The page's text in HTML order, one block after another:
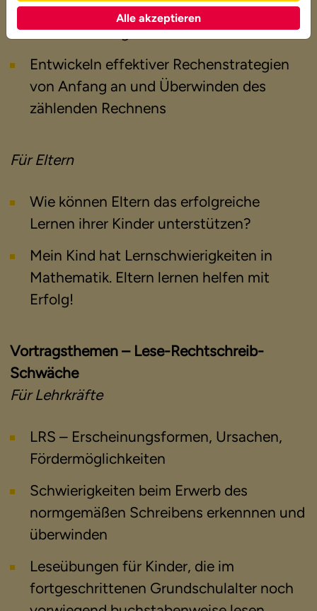
Entwickeln guter Zahlvorstellungen als
Voraussetzung zum Rechnenlernen
Entwickeln effektiver Rechenstrategien
von Anfang an und Überwinden des
zählenden Rechnens
Für Eltern
Wie können Eltern das erfolgreiche
Lernen ihrer Kinder unterstützen?
Mein Kind hat Lernschwierigkeiten in
Mathematik. Eltern lernen helfen mit
Erfolg!
Vortragsthemen – Lese-Rechtschreib-
Schwäche
Für Lehrkräfte
LRS – Erscheinungsformen, Ursachen,
Fördermöglichkeiten
Schwierigkeiten beim Erwerb des
normgemäßen Schreibens erkennnen und
überwinden
Leseübungen für Kinder, die im
fortgeschrittenen Grundschulalter noch
Alle akzeptieren